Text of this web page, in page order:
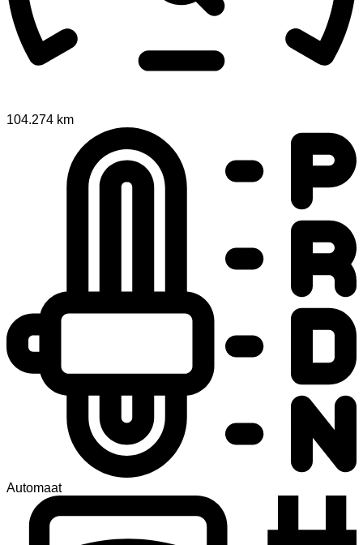
104.274 km
Automaat